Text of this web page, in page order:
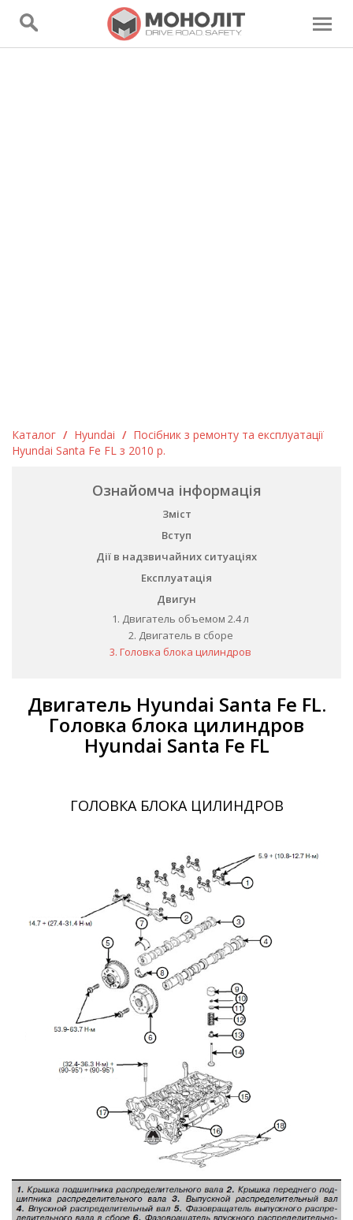
Каталог / Hyundai / Посібник з ремонту та експлуатації
Hyundai Santa Fe FL з 2010 р.
Ознайомча інформація
Зміст
Вступ
Дії в надзвичайних ситуаціях
Експлуатація
Двигун
1. Двигатель объемом 2.4 л
2. Двигатель в сборе
3. Головка блока цилиндров
Двигатель Hyundai Santa Fe FL.
Головка блока цилиндров
Hyundai Santa Fe FL
ГОЛОВКА БЛОКА ЦИЛИНДРОВ